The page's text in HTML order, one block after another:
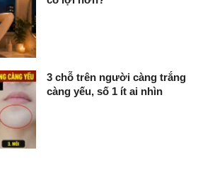
3 chỗ trên người càng trắng
càng yếu, số 1 ít ai nhìn